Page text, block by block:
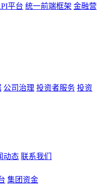
平台 统一前端框架 金融营
公司治理 投资者服务 投资
动态 联系我们
集团资金